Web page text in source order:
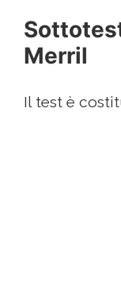
Merril
Il test è